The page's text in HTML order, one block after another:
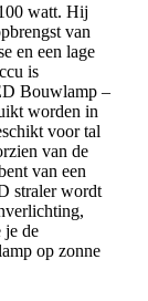
watt. Hij
van
en een lage
is
Bouwlamp –
worden in
voor tal
van de
van een
straler wordt
je de
op zonne